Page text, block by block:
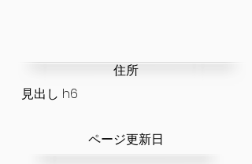
​住所
見出し h6
​ページ更新日